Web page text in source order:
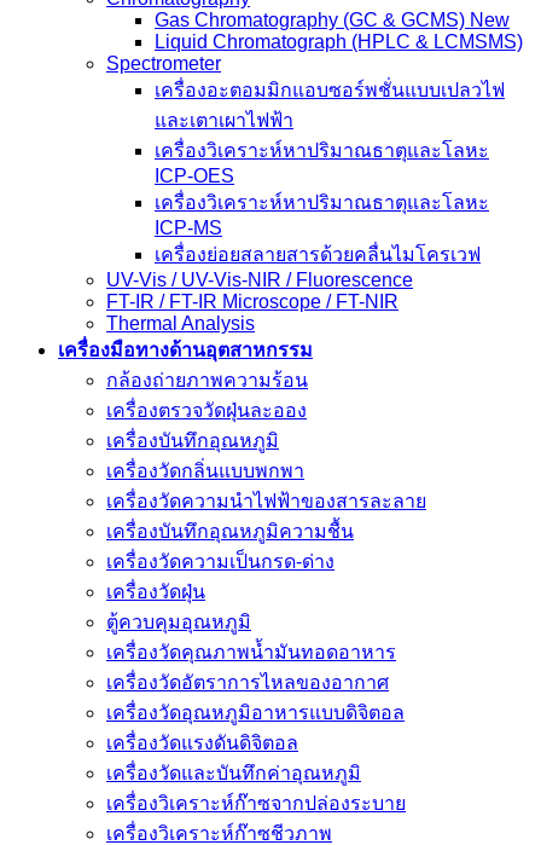
Gas Chromatography (GC & GCMS) New
Liquid Chromatograph (HPLC & LCMSMS)
Spectrometer
เครื่องอะตอมมิกแอบซอร์พชั่นแบบเปลวไฟ
และเตาเผาไฟฟ้า
เครื่องวิเคราะห์หาปริมาณธาตุและโลหะ
ICP-OES
เครื่องวิเคราะห์หาปริมาณธาตุและโลหะ
ICP-MS
เครื่องย่อยสลายสารด้วยคลื่นไมโครเวฟ
UV-Vis / UV-Vis-NIR / Fluorescence
FT-IR / FT-IR Microscope / FT-NIR
Thermal Analysis
เครื่องมือทางด้านอุตสาหกรรม
กล้องถ่ายภาพความร้อน
เครื่องตรวจวัดฝุ่นละออง
เครื่องบันทึกอุณหภูมิ
เครื่องวัดกลิ่นแบบพกพา
เครื่องวัดความนําไฟฟ้าของสารละลาย
เครื่องบันทึกอุณหภูมิความชื้น
เครื่องวัดความเป็นกรด-ด่าง
เครื่องวัดฝุ่น
ตู้ควบคุมอุณหภูมิ
เครื่องวัดคุณภาพน้ำมันทอดอาหาร
เครื่องวัดอัตราการไหลของอากาศ
เครื่องวัดอุณหภูมิอาหารแบบดิจิตอล
เครื่องวัดแรงดันดิจิตอล
เครื่องวัดและบันทึกค่าอุณหภูมิ
เครื่องวิเคราะห์ก๊าซจากปล่องระบาย
เครื่องวิเคราะห์ก๊าซชีวภาพ